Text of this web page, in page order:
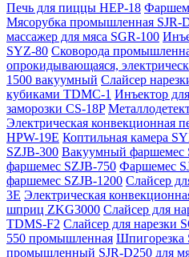
Печь для пиццы HEP-18
Мясорубка промышленная SJR-
массажер для мяса SGR-100
SYZ-80 Сковорода
опрокидывающаяся,
1500 вакуумный Слайсер
кубиками TDMC-1 Инъектор
заморозки CS-18P
Электрическая конвекционная
HPW-19E Коптильная камера
SZJB-300 Вакуумный фаршемес
фаршемес SZJB-750 Фаршемес
фаршемес SZJB-1200 Слайсер
3E Электрическая
шприц ZKG3000 Слайсер для
TDMS-F2 Слайсер для нарезки
550 промышленная Шпигорезка
промышленный SJR-D250 для